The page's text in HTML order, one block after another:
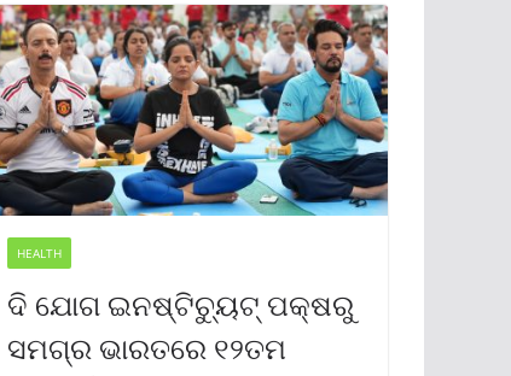
HEALTH
ଦି ଯୋଗ ଇନଷ୍ଟିଚ୍ୟୁଟ୍ ପକ୍ଷରୁ
ସମଗ୍ର ଭାରତରେ ୧୨ତମ